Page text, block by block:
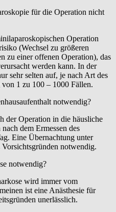
für die Operation nicht
Operation
(Wechsel zu größeren
zu einer offenen Operation), das
werden kann. In der
sehr selten auf, je nach Art des
1 zu 100 – 1000 Fällen.
notwendig?
der Operation in die häusliche
dem Ermessen des
Eine Übernachtung unter
notwendig.
notwendig?
wird immer vom
ist eine Anästhesie für
unerlässlich.